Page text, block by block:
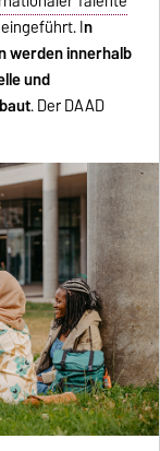
eingeführt. In
werden innerhalb
und
. Der DAAD